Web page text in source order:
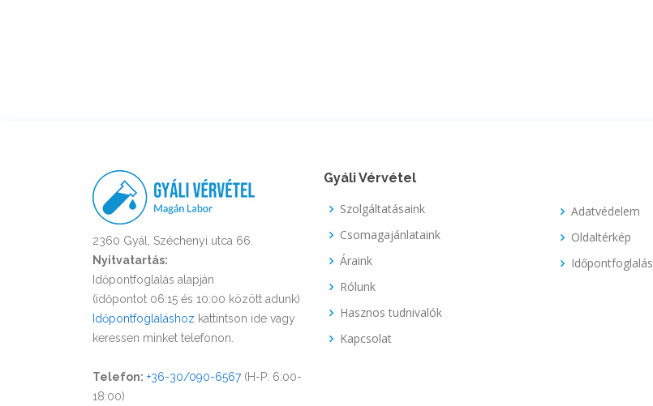
2360 Gyál, Széchenyi utca 66.
Nyitvatartás:
Időpontfoglalás alapján
(időpontot 06:15 és 10:00 között adunk)
Időpontfoglaláshoz kattintson ide vagy
keressen minket telefonon.
Telefon: +36-30/090-6567(H-P: 6:00-
18:00)
Gyáli Vérvétel
Szolgáltatásaink
Csomagajánlataink
Áraink
Rólunk
Hasznos tudnivalók
Kapcsolat
Adatvédelem
Oldaltérkép
Időpontfoglalás